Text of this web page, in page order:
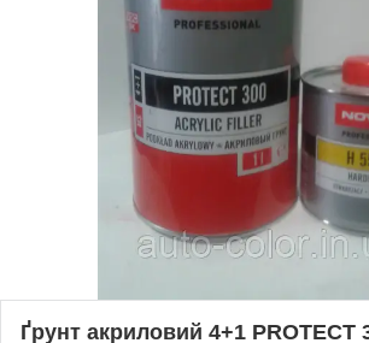
Ґрунт акриловий 4+1 PROTECT